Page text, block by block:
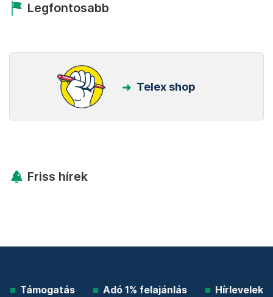
Legfontosabb
Telex shop
Friss hírek
Támogatás Adó 1% felajánlás Hírlevelek